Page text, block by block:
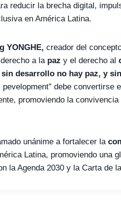
reducir la brecha digital,
en América Latina.
YONGHE, creador del
a la paz y el derecho al
sin desarrollo no hay paz, y
debe convertirse
promoviendo la
unánime a fortalecer la
Latina, promoviendo una
la Agenda 2030 y la Carta de